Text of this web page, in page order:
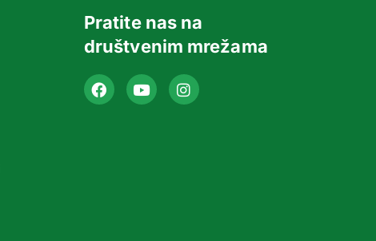
Pratite nas na
društvenim mrežama